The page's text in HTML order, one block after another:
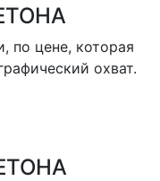
по цене, которая
охват.